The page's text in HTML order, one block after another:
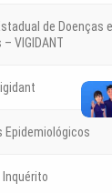
de Doenças
VIGIDANT
Epidemiológicos
Inquérito